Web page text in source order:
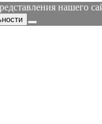
нашего